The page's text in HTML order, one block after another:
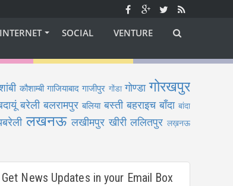
INTERNET SOCIAL VENTURE
कौशाम्बी गाजियाबाद गाजीपुर गोंडा गोण्डा गोरखपुर
बरेली बलरामपुर बलिया बस्ती बहराइच बाँदा बांदा
लखनऊ लखीमपुर खीरी ललितपुर लख़नऊ
Get News Updates in your Email Box